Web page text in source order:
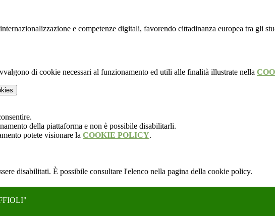
e competenze digitali, favorendo cittadinanza europea tra gli
di cookie necessari al funzionamento ed utili alle finalità illustrate nella
della piattaforma e non è possibile disabilitarli.
potete visionare la COOKIE POLICY.
disabilitati. È possibile consultare l'elenco nella pagina della cookie policy.